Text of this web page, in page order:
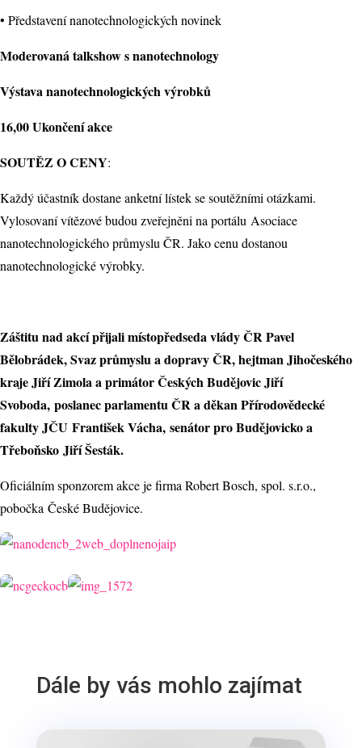
• Představení nanotechnologických novinek
Moderovaná talkshow s nanotechnology
Výstava nanotechnologických výrobků
16,00Ukončení akce
SOUTĚZ O CENY:
Každý účastník dostane anketní lístek se soutěžními otázkami.
Vylosovaní vítězové budou zveřejněni na portálu Asociace
nanotechnologického průmyslu ČR. Jako cenu dostanou
nanotechnologické výrobky.
Záštitu nad akcí přijali místopředseda vlády ČR Pavel
Bělobrádek, Svaz průmyslu a dopravy ČR, hejtman Jihočeského
kraje Jiří Zimola a primátor Českých Budějovic Jiří
Svoboda, poslanec parlamentu ČR a děkan Přírodovědecké
fakulty JČU František Vácha, senátor pro Budějovicko a
Třeboňsko Jiří Šesták.
Oficiálním sponzorem akce je firma Robert Bosch, spol. s.r.o.,
pobočka České Budějovice.
Dále by vás mohlo zajímat